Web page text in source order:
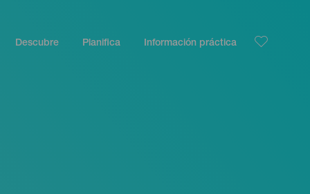
Descubre Planifica Información práctica